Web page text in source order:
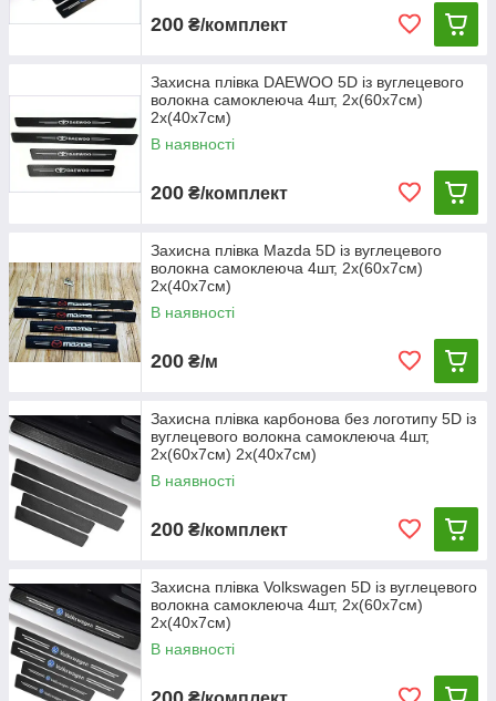
200 ₴/комплект
Захисна плівка DAEWOO 5D із вуглецевого
волокна самоклеюча 4шт, 2х(60х7см)
2х(40х7см)
В наявності
200 ₴/комплект
Захисна плівка Mazda 5D із вуглецевого
волокна самоклеюча 4шт, 2х(60х7см)
2х(40х7см)
В наявності
200 ₴/м
Захисна плівка карбонова без логотипу 5D із
вуглецевого волокна самоклеюча 4шт,
2х(60х7см) 2х(40х7см)
В наявності
200 ₴/комплект
Захисна плівка Volkswagen 5D із вуглецевого
волокна самоклеюча 4шт, 2х(60х7см)
2х(40х7см)
В наявності